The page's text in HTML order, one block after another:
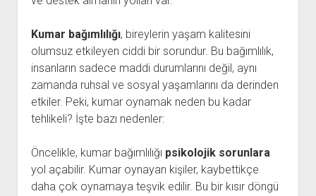
Kumar bağımlılığı, bireylerin yaşam kalitesini
olumsuz etkileyen ciddi bir sorundur. Bu bağımlılık,
insanların sadece maddi durumlarını değil, aynı
zamanda ruhsal ve sosyal yaşamlarını da derinden
etkiler. Peki, kumar oynamak neden bu kadar
tehlikeli? İşte bazı nedenler:
Öncelikle, kumar bağımlılığı psikolojik sorunlara
yol açabilir. Kumar oynayan kişiler, kaybettikçe
daha çok oynamaya teşvik edilir. Bu bir kısır döngü